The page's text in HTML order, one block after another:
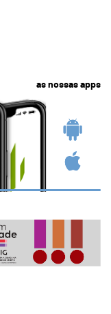
as nossas apps